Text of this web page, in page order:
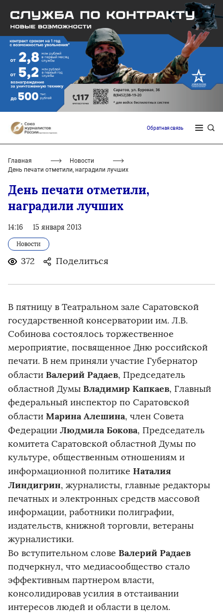
Обратная связь
Главная
Новости
День печати отметили, наградили лучших
День печати отметили,
наградили лучших
14:16 15 января 2013
Новости
372 Поделиться
В пятницу в Театральном зале Саратовской
государственной консерватории им. Л.В.
Собинова состоялось торжественное
мероприятие, посвященное Дню российской
печати. В нем приняли участие Губернатор
области Валерий Радаев, Председатель
областной Думы Владимир Капкаев, Главный
федеральный инспектор по Саратовской
области Марина Алешина, член Совета
Федерации Людмила Бокова, Председатель
комитета Саратовской областной Думы по
культуре, общественным отношениям и
информационной политике Наталия
Линдигрин, журналисты, главные редакторы
печатных и электронных средств массовой
информации, работники полиграфии,
издательств, книжной торговли, ветераны
журналистики.
Во вступительном слове Валерий Радаев
подчеркнул, что медиасообщество стало
эффективным партнером власти,
консолидировав усилия в отстаивании
интересов людей и области в целом.